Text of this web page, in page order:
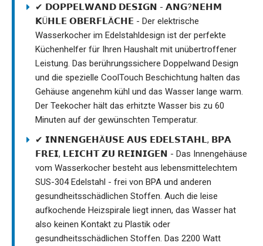
✔ 𝗗𝗢𝗣𝗣𝗘𝗟𝗪𝗔𝗡𝗗 𝗗𝗘𝗦𝗜𝗚𝗡 - 𝗔𝗡𝗚?𝗡𝗘𝗛𝗠
𝗞Ü𝗛𝗟𝗘 𝗢𝗕𝗘𝗥𝗙𝗟Ä𝗖𝗛𝗘 - Der elektrische
Wasserkocher im Edelstahldesign ist der perfekte
Küchenhelfer für Ihren Haushalt mit unübertroffener
Leistung. Das berührungssichere Doppelwand Design
und die spezielle CoolTouch Beschichtung halten das
Gehäuse angenehm kühl und das Wasser lange warm.
Der Teekocher hält das erhitzte Wasser bis zu 60
Minuten auf der gewünschten Temperatur.
✔ 𝗜𝗡𝗡𝗘𝗡𝗚𝗘𝗛Ä𝗨𝗦𝗘 𝗔𝗨𝗦 𝗘𝗗𝗘𝗟𝗦𝗧𝗔𝗛𝗟, 𝗕𝗣𝗔
𝗙𝗥𝗘𝗜, 𝗟𝗘𝗜𝗖𝗛𝗧 𝗭𝗨 𝗥𝗘𝗜𝗡𝗜𝗚𝗘𝗡 - Das Innengehäuse
vom Wasserkocher besteht aus lebensmittelechtem
SUS-304 Edelstahl - frei von BPA und anderen
gesundheitsschädlichen Stoffen. Auch die leise
aufkochende Heizspirale liegt innen, das Wasser hat
also keinen Kontakt zu Plastik oder
gesundheitsschädlichen Stoffen. Das 2200 Watt